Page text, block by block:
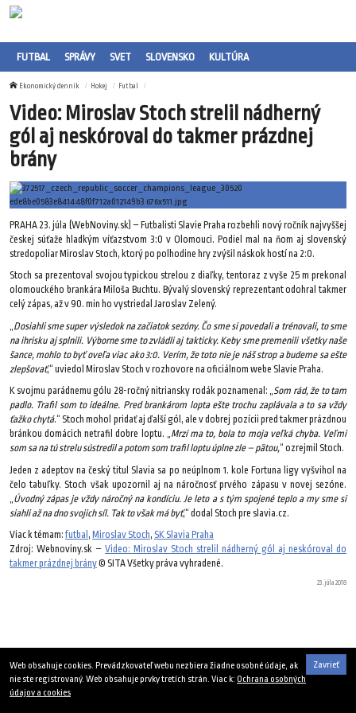
FUTBAL SPRÁVY SVET SLOVENSKO KULTÚRA
Ekonomický denník Hokej Futbal
Video: Miroslav Stoch strelil nádherný
gól aj neskóroval do takmer prázdnej
brány
PRAHA 23. júla (WebNoviny.sk) – Futbalisti Slavie Praha rozbehli nový ročník najvyššej
českej súťaže hladkým víťazstvom 3:0 v Olomouci. Podiel mal na ňom aj slovenský
stredopoliar Miroslav Stoch, ktorý po polhodine hry zvýšil náskok hostí na 2:0.
Stoch sa prezentoval svojou typickou strelou z diaľky, tentoraz z vyše 25 m prekonal
olomouckého brankára Miloša Buchtu. Bývalý slovenský reprezentant odohral takmer
celý zápas, až v 90. min ho vystriedal Jaroslav Zelený.
Dosiahli sme super výsledok na začiatok sezóny. Čo sme si povedali a trénovali, to sme
na ihrisku aj splnili. Výborne sme to zvládli aj takticky. Keby sme premenili všetky naše
šance, mohlo to byť oveľa viac ako 3:0. Verím, že toto nie je náš strop a budeme sa ešte
zlepšovať,“ uviedol Miroslav Stoch v rozhovore na oficiálnom webe Slavie Praha.
K svojmu parádnemu gólu 28-ročný nitriansky rodák poznamenal: „Som rád, že to tam
padlo. Trafil som to ideálne. Pred brankárom lopta ešte trochu zaplávala a to sa vždy
ťažko chytá.“ Stoch mohol pridať aj ďalší gól, ale v dobrej pozícii pred takmer prázdnou
bránkou domácich netrafil dobre loptu. „Mrzí ma to, bola to moja veľká chyba. Veľmi
som sa na tú strelu sústredil a potom som trafil loptu úplne zle – pätou,“ ozrejmil Stoch.
Jeden z adeptov na český titul Slavia sa po neúplnom 1. kole Fortuna ligy vyšvihol na
čelo tabuľky. Stoch však upozornil aj na náročnosť prvého zápasu v novej sezóne.
Úvodný zápas je vždy náročný na kondíciu. Je leto a s tým spojené teplo a my sme si
siahli až na dno svojich síl. Tak to však má byť,“ dodal Stoch pre slavia.cz.
Viac k témam: futbal , Miroslav Stoch, SK Slavia Praha
Zdroj: Webnoviny.sk – Video: Miroslav Stoch strelil nádherný gól aj neskóroval do
takmer prázdnej brány© SITA Všetky práva vyhradené.
23. júla 2018
Zavrieť
Web obsahuje cookies. Prevádzkovateľ webu nezbiera žiadne osobné údaje, ak
nie ste registrovaný. Web obsahuje prvky tretích strán. Viac k: Ochrana osobných
údajov a cookies